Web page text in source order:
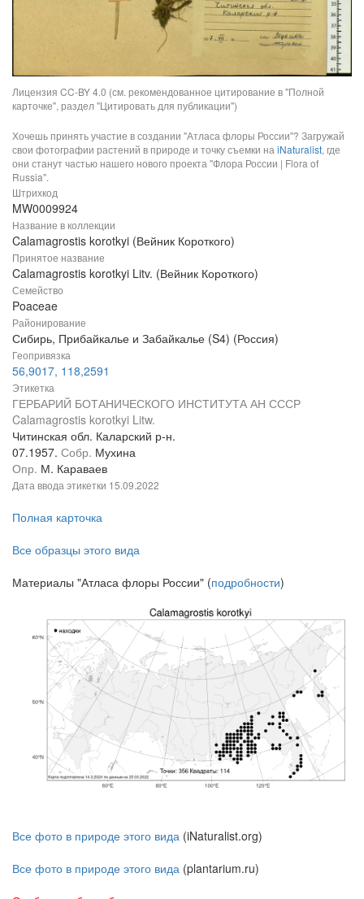
Лицензия CC-BY 4.0 (см. рекомендованное цитирование в "Полной
карточке", раздел "Цитировать для публикации")
Хочешь принять участие в создании "Атласа флоры России"? Загружай
свои фотографии растений в природе и точку съемки наiNaturalist, где
они станут частью нашего нового проекта "Флора России | Flora of
Russia".
Штрихкод
MW0009924
Название в коллекции
Calamagrostis korotkyi (Вейник Короткого)
Принятое название
Calamagrostis korotkyi Litv. (Вейник Короткого)
Семейство
Poaceae
Районирование
Сибирь, Прибайкалье и Забайкалье (S4) (Россия)
Геопривязка
56,9017, 118,2591
Этикетка
ГЕРБАРИЙ БОТАНИЧЕСКОГО ИНСТИТУТА АН СССР
Calamagrostis korotkyi Litw.
Читинская обл. Каларский р-н.
07.1957. Собр. Мухина
Опр. М. Караваев
Дата ввода этикетки 15.09.2022
Полная карточка
Все образцы этого вида
Материалы "Атласа флоры России" (подробности)
Все фото в природе этого вида (iNaturalist.org)
Все фото в природе этого вида (plantarium.ru)